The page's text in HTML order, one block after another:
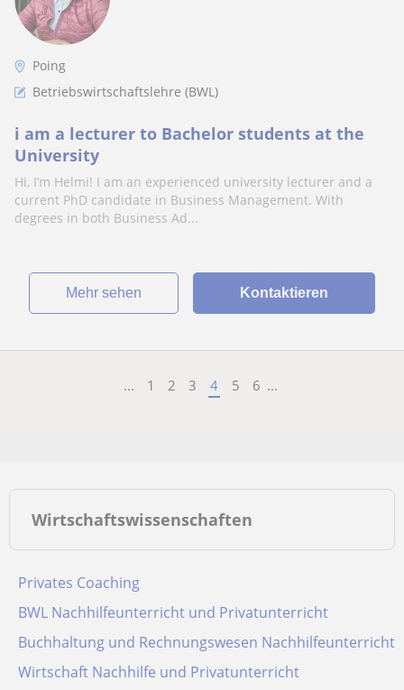
Poing
Betriebswirtschaftslehre (BWL)
i am a lecturer to Bachelor students at the
University
Hi, I’m Helmi! I am an experienced university lecturer and a
current PhD candidate in Business Management. With
degrees in both Business Ad...
Mehr sehen Kontaktieren
... 1 2 3 4 5 6 ...
Wirtschaftswissenschaften
Privates Coaching
BWL Nachhilfeunterricht und Privatunterricht
Buchhaltung und Rechnungswesen Nachhilfeunterricht
Wirtschaft Nachhilfe und Privatunterricht